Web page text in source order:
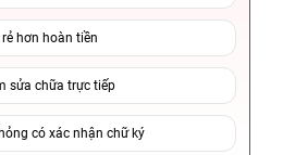
hơn hoàn tiền
sửa chữa trực tiếp
có xác nhận chữ ký